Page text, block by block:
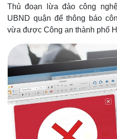
Thủ đoạn lừa đảo công
UBND quận để thông báo
vừa được Công an thành phố